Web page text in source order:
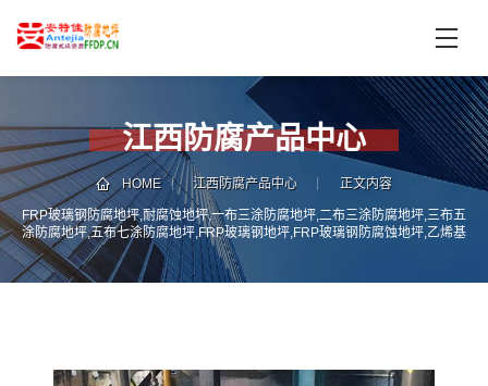
页
中
心
技
术
支
持
服
务
案
江西防腐产品中心
HOME 江西防腐产品中心 正文内容
FRP玻璃钢防腐地坪,耐腐蚀地坪,一布三涂防腐地坪,二布三涂防腐地坪,三布五
涂防腐地坪,五布七涂防腐地坪,FRP玻璃钢地坪,FRP玻璃钢防腐蚀地坪,乙烯基
FRP玻璃钢防腐地坪